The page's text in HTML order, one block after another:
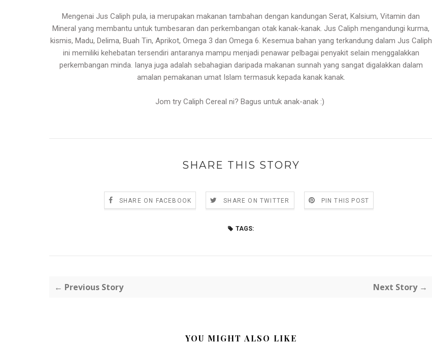
Mengenai Jus Caliph pula, ia merupakan makanan tambahan dengan kandungan Serat, Kalsium, Vitamin dan
Mineral yang membantu untuk tumbesaran dan perkembangan otak kanak-kanak. Jus Caliph mengandungi kurma,
kismis, Madu, Delima, Buah Tin, Aprikot, Omega 3 dan Omega 6. Kesemua bahan yang terkandung dalam Jus Caliph
ini memiliki kehebatan tersendiri antaranya mampu menjadi penawar pelbagai penyakit selain menggalakkan
perkembangan minda. Ianya juga adalah sebahagian daripada makanan sunnah yang sangat digalakkan dalam
amalan pemakanan umat Islam termasuk kepada kanak kanak.
Jom try Caliph Cereal ni? Bagus untuk anak-anak :)
SHARE THIS STORY
SHARE ON FACEBOOK SHARE ON TWITTER PIN THIS POST
TAGS:
← Previous Story Next Story →
YOU MIGHT ALSO LIKE